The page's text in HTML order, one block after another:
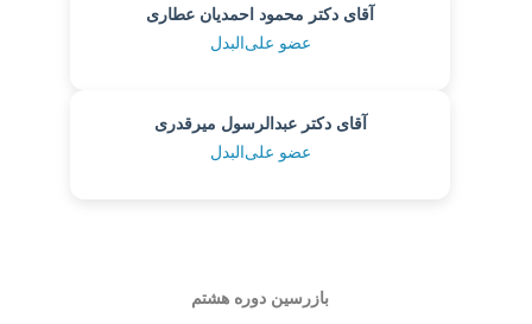
آقای دکتر محمود احمدیان عطاری
عضو علی‌البدل
آقای دکتر عبدالرسول میرقدری
عضو علی‌البدل
بازرسین دوره هشتم